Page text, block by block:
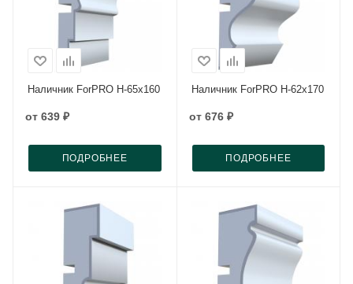
Наличник ForPRO Н-65x160
от 639 ₽
ПОДРОБНЕЕ
Наличник ForPRO Н-62x170
от 676 ₽
ПОДРОБНЕЕ